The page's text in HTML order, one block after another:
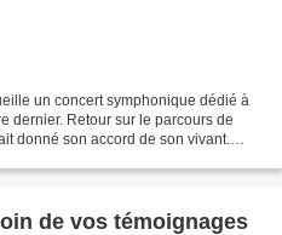
un concert symphonique dédié à
dernier. Retour sur le parcours de
donné son accord de son vivant.
de vos témoignages